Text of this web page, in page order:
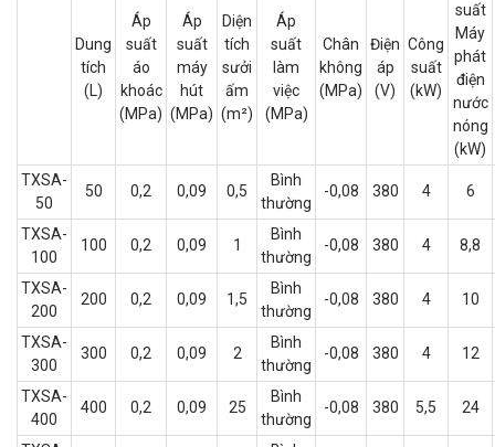
Dung
tích
(L)
Áp
suất
áo
khoác
(MPa)
Áp
suất
máy
hút
(MPa)
Diện
tích
sưởi
ấm
(m²)
Áp
suất
làm
việc
(MPa)
Chân
không
(MPa)
Điện
áp
(V)
Công
suất
(kW)
suất
Máy
phát
điện
nước
nóng
(kW)
TXSA-
50
50 0,2 0,09 0,5
Bình
thường
-0,08 380 4 6
TXSA-
100
100 0,2 0,09 1
Bình
thường
-0,08 380 4 8,8
TXSA-
200
200 0,2 0,09 1,5
Bình
thường
-0,08 380 4 10
TXSA-
300
300 0,2 0,09 2
Bình
thường
-0,08 380 4 12
TXSA-
400
400 0,2 0,09 25
Bình
thường
-0,08 380 5,5 24